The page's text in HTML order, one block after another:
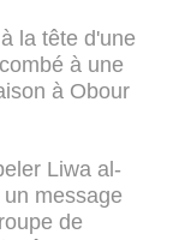
la tête d'une
à une
à Obour
Liwa al-
message
de